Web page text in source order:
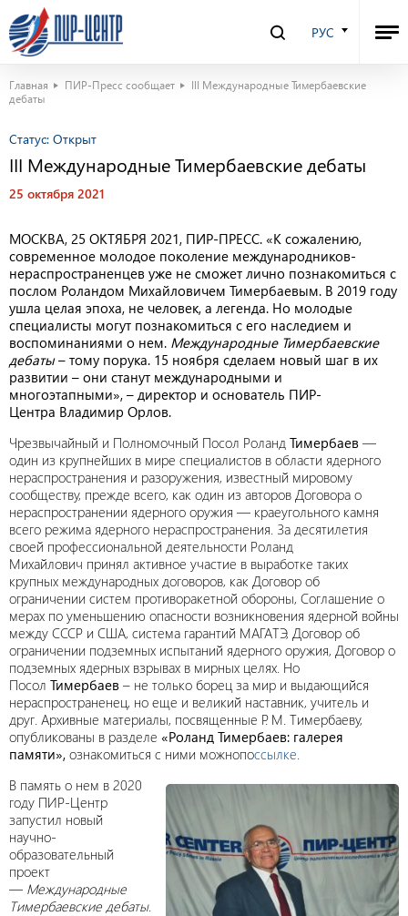
РУС
Главная ПИР-Пресс сообщает
III Международные Тимербаевские
дебаты
Статус: Открыт
III Международные Тимербаевские дебаты
25 октября 2021
МОСКВА, 25 ОКТЯБРЯ 2021, ПИР-ПРЕСС. «К сожалению,
современное молодое поколение международников-
нераспространенцев уже не сможет лично познакомиться с
послом Роландом Михайловичем Тимербаевым. В 2019 году
ушла целая эпоха, не человек, а легенда. Но молодые
специалисты могут познакомиться с его наследием и
воспоминаниями о нем. Международные Тимербаевские
дебаты– тому порука. 15 ноября сделаем новый шаг в их
развитии – они станут международными и
многоэтапными», – директор и основатель ПИР-
Центра Владимир Орлов.
Чрезвычайный и Полномочный Посол Роланд Тимербаев —
один из крупнейших в мире специалистов в области ядерного
нераспространения и разоружения, известный мировому
сообществу, прежде всего, как один из авторов Договора о
нераспространении ядерного оружия — краеугольного камня
всего режима ядерного нераспространения. За десятилетия
своей профессиональной деятельности Роланд
Михайлович принял активное участие в выработке таких
крупных международных договоров, как Договор об
ограничении систем противоракетной обороны, Соглашение о
мерах по уменьшению опасности возникновения ядерной войны
между СССР и США, система гарантий МАГАТЭ, Договор об
ограничении подземных испытаний ядерного оружия, Договор о
подземных ядерных взрывах в мирных целях. Но
Посол Тимербаев – не только борец за мир и выдающийся
нераспространенец, но еще и великий наставник, учитель и
друг. Архивные материалы, посвященные Р. М. Тимербаеву,
опубликованы в разделе «Роланд Тимербаев: галерея
памяти», ознакомиться с ними можнопоссылке.
В память о нем в 2020
году ПИР-Центр
запустил новый
научно-
образовательный
проект
— Международные
Тимербаевские дебаты.